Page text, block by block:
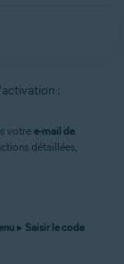
:
votre e-mail de
détaillées,
▸ Saisir le code